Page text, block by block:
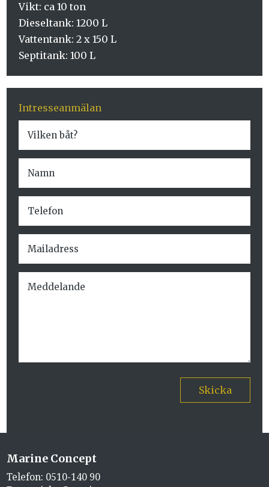
Vikt: ca 10 ton
Dieseltank: 1200 L
Vattentank: 2 x 150 L
Septitank: 100 L
Intresseanmälan
Skicka
Marine Concept
Telefon: 0510-140 90